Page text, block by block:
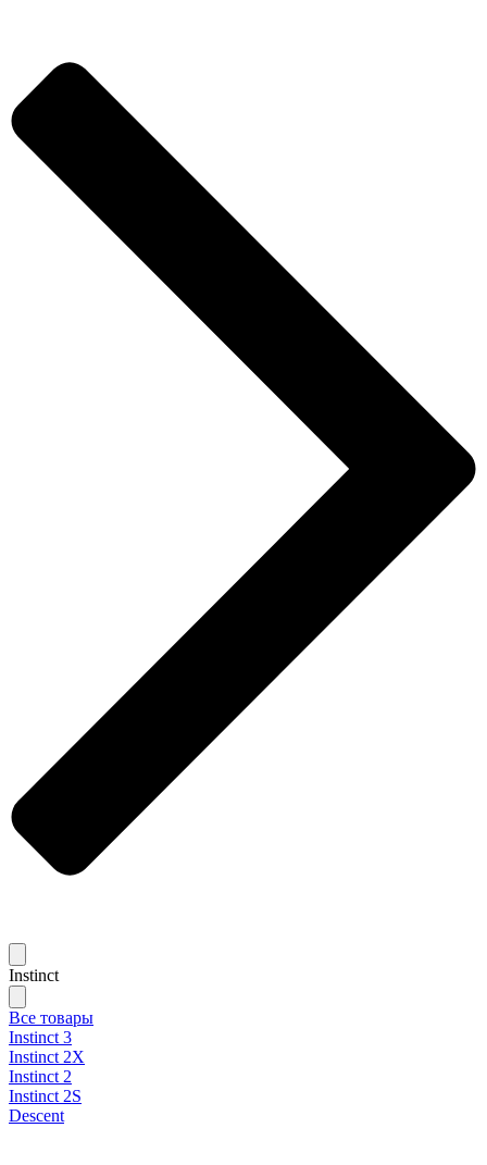
Instinct
Все товары
Instinct 3
Instinct 2X
Instinct 2
Instinct 2S
Descent